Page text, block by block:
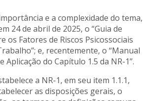
e a complexidade do tema,
24 de abril de 2025, o “Guia de
os Fatores de Riscos Psicossociais
e, recentemente, o “Manual
do Capítulo 1.5 da NR-1”.
a NR-1, em seu item 1.1.1,
as disposições gerais, o